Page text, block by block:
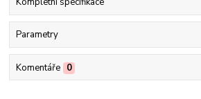
Parametry
Komentáře 0